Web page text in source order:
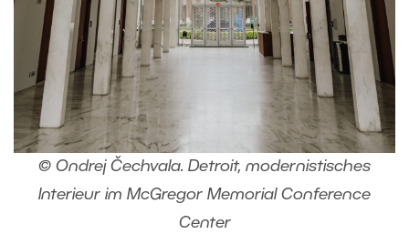
© Ondrej Čechvala. Detroit, modernistisches
Interieur im McGregor Memorial Conference
Center